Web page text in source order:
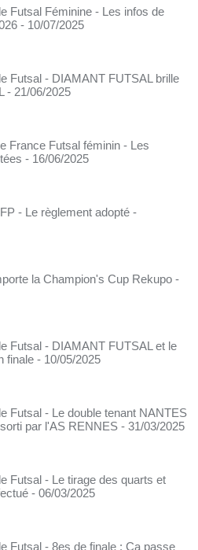
Futsal Féminine - Les infos de
- 10/07/2025
Futsal - DIAMANT FUTSAL brille
- 21/06/2025
France Futsal féminin - Les
- 16/06/2025
- Le règlement adopté -
la Champion's Cup Rekupo -
Futsal - DIAMANT FUTSAL et le
finale - 10/05/2025
Futsal - Le double tenant NANTES
par l'AS RENNES - 31/03/2025
Futsal - Le tirage des quarts et
- 06/03/2025
Futsal - 8es de finale : Ca passe